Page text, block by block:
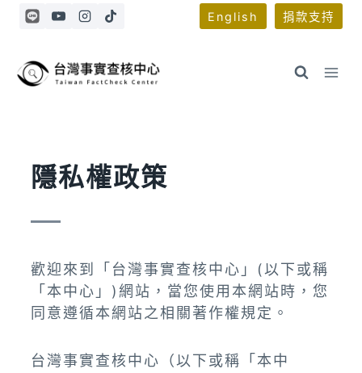
Skip
English 捐款支持
隱私權政策
歡迎來到「台灣事實查核中心」(以下或稱
「本中心」)網站，當您使用本網站時，您
同意遵循本網站之相關著作權規定。
台灣事實查核中心（以下或稱「本中